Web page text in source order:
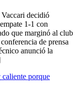
decidió
1-1 con
que marginó al club
de prensa
anunció la